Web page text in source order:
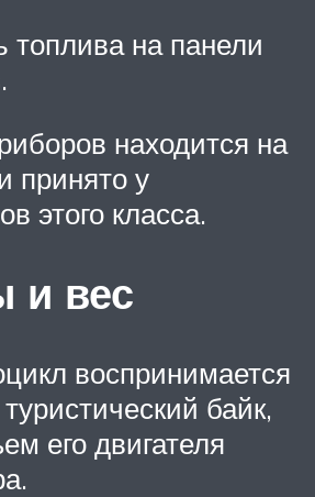
топлива на панели
находится на
принято у
этого класса.
и вес
воспринимается
байк,
его двигателя